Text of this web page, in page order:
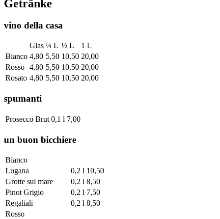
Getränke
vino della casa
Glas ¼ L ½ L
1 L
Bianco 4,80 5,50 10,50 20,00
Rosso 4,80 5,50 10,50 20,00
Rosato 4,80 5,50 10,50 20,00
spumanti
Prosecco Brut 0,1 l 7,00
un buon bicchiere
Bianco
Lugana
0,2 l 10,50
Grotte sul mare
0,2 l 8,50
Pinot Grigio
0,2 l 7,50
Regaliali
0,2 l 8,50
Rosso